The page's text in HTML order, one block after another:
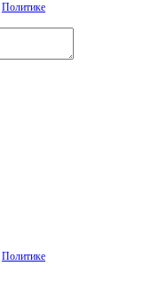
Политике
Политике